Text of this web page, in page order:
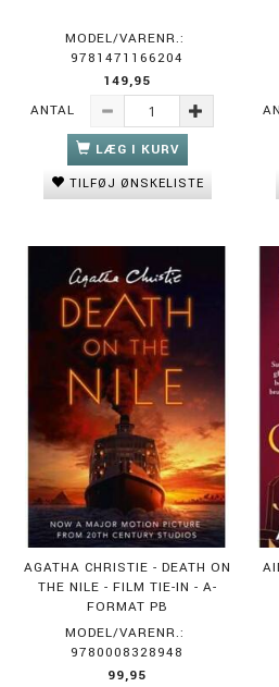
MODEL/VARENR.:
9781471166204
149,95
ANTAL
LÆG I KURV
TILFØJ ØNSKELISTE
AGATHA CHRISTIE - DEATH ON
THE NILE - FILM TIE-IN - A-
FORMAT PB
MODEL/VARENR.:
9780008328948
99,95